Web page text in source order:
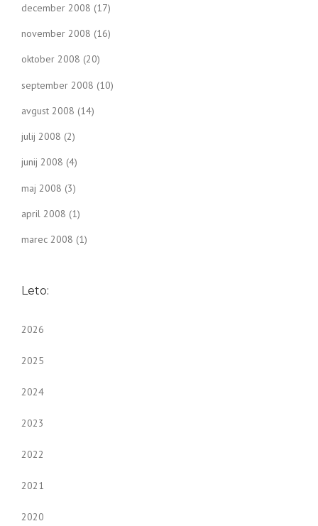
december 2008 (17)
november 2008 (16)
oktober 2008 (20)
september 2008 (10)
avgust 2008 (14)
julij 2008 (2)
junij 2008 (4)
maj 2008 (3)
april 2008 (1)
marec 2008 (1)
Leto:
2026
2025
2024
2023
2022
2021
2020